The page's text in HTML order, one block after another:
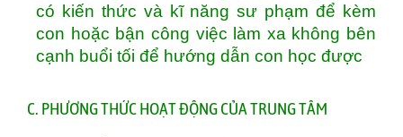
có kiến thức và kĩ năng sư phạm để kèm
con hoặc bận công việc làm xa không bên
cạnh buổi tối để hướng dẫn con học được
C. PHƯƠNG THỨC HOẠT ĐỘNG CỦA TRUNG TÂM